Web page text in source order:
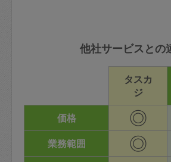
他社サービスとの
タスカ
ジ
価格
◎
業務範囲 ◎